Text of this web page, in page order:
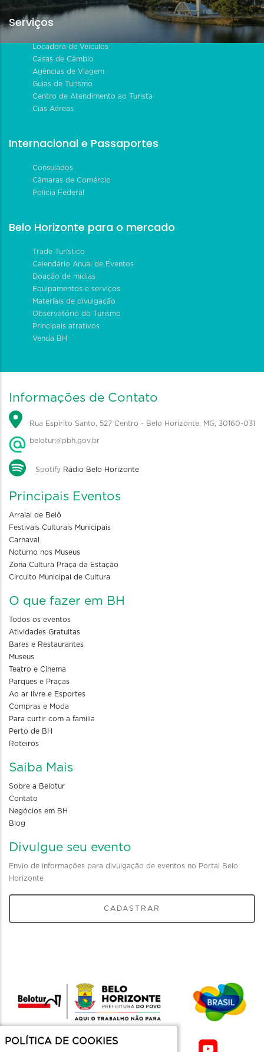
Serviços
Locadora de Veículos
Casas de Câmbio
Agências de Viagem
Guias de Turismo
Centro de Atendimento ao Turista
Cias Aéreas
Internacional e Passaportes
Consulados
Câmaras de Comércio
Polícia Federal
Belo Horizonte para o mercado
Trade Turístico
Calendário Anual de Eventos
Doação de mídias
Equipamentos e serviços
Materiais de divulgação
Observatório do Turismo
Principais atrativos
Venda BH
Informações de Contato
Rua Espírito Santo, 527 Centro - Belo Horizonte, MG, 30160-031
belotur@pbh.gov.br
Spotify Rádio Belo Horizonte
Principais Eventos
Arraial de Belô
Festivais Culturais Municipais
Carnaval
Noturno nos Museus
Zona Cultura Praça da Estação
Circuito Municipal de Cultura
O que fazer em BH
Todos os eventos
Atividades Gratuitas
Bares e Restaurantes
Museus
Teatro e Cinema
Parques e Praças
Ao ar livre e Esportes
Compras e Moda
Para curtir com a familia
Perto de BH
Roteiros
Saiba Mais
Sobre a Belotur
Contato
Negócios em BH
Blog
Divulgue seu evento
Envio de informações para divulgação de eventos no Portal Belo
Horizonte
CADASTRAR
POLÍTICA DE COOKIES